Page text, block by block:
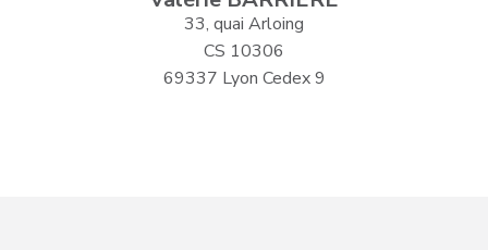
33, quai Arloing
CS 10306
69337 Lyon Cedex 9